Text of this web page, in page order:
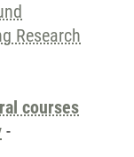
Research
courses
-